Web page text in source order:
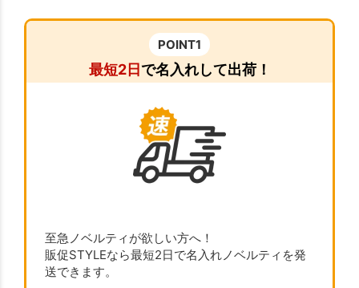
POINT1
最短2日 で名入れして出荷！
至急ノベルティが欲しい方へ！
販促STYLEなら最短2日で名入れノベルティを発
送できます。